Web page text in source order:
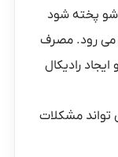
شو پخته شود
می رود. مصرف
رادیکال
مشکلات